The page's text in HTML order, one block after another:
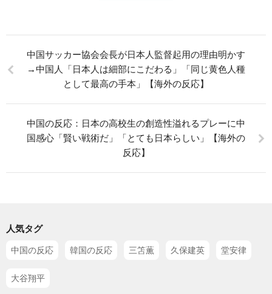
中国サッカー協会会長が日本人監督起用の理由明かす
→中国人「日本人は細部にこだわる」「同じ黄色人種
として最高の手本」【海外の反応】
中国の反応：日本の高校生の創造性溢れるプレーに中
国感心「賢い戦術だ」「とても日本らしい」【海外の
反応】
人気タグ
中国の反応 韓国の反応 三笘薫 久保建英 堂安律
大谷翔平